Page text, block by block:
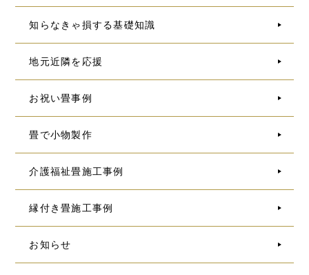
知らなきゃ損する基礎知識
地元近隣を応援
お祝い畳事例
畳で小物製作
介護福祉畳施工事例
縁付き畳施工事例
お知らせ